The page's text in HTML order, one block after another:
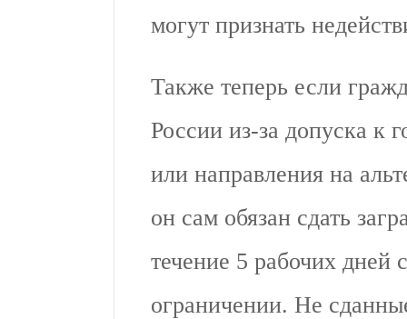
могут признать
Также теперь если
России из-за допуска к
или направления на
он сам обязан сдать
течение 5 рабочих дней
ограничении. Не